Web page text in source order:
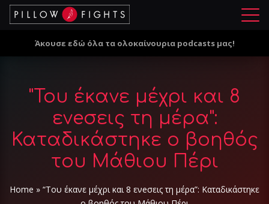
Μ
ο
Άκουσε εδώ όλα τα ολοκαίνουρια podcasts μας!
"Του έκανε μέχρι και 8
ενeσεις τη μέρα":
Καταδικάστηκε ο βοηθός
του Μάθιου Πέρι
Home » “Του έκανε μέχρι και 8 ενeσεις τη μέρα”: Καταδικάστηκε